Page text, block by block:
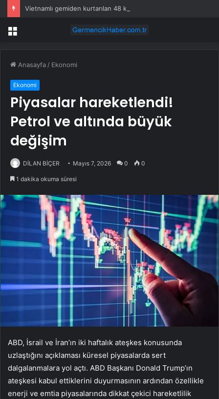
Menü
Anasayfa / Ekonomi
Ekonomi
Piyasalar hareketlendi!
Petrol ve altında büyük
değişim
DİLAN BİÇER Mayıs 7, 2026 0 0
1 dakika okuma süresi
ABD, İsrail ve İran’ın iki haftalık ateşkes konusunda
uzlaştığını açıklaması küresel piyasalarda sert
dalgalanmalara yol açtı. ABD Başkanı Donald Trump’ın
ateşkesi kabul ettiklerini duyurmasının ardından özellikle
enerji ve emtia piyasalarında dikkat çekici hareketlilik